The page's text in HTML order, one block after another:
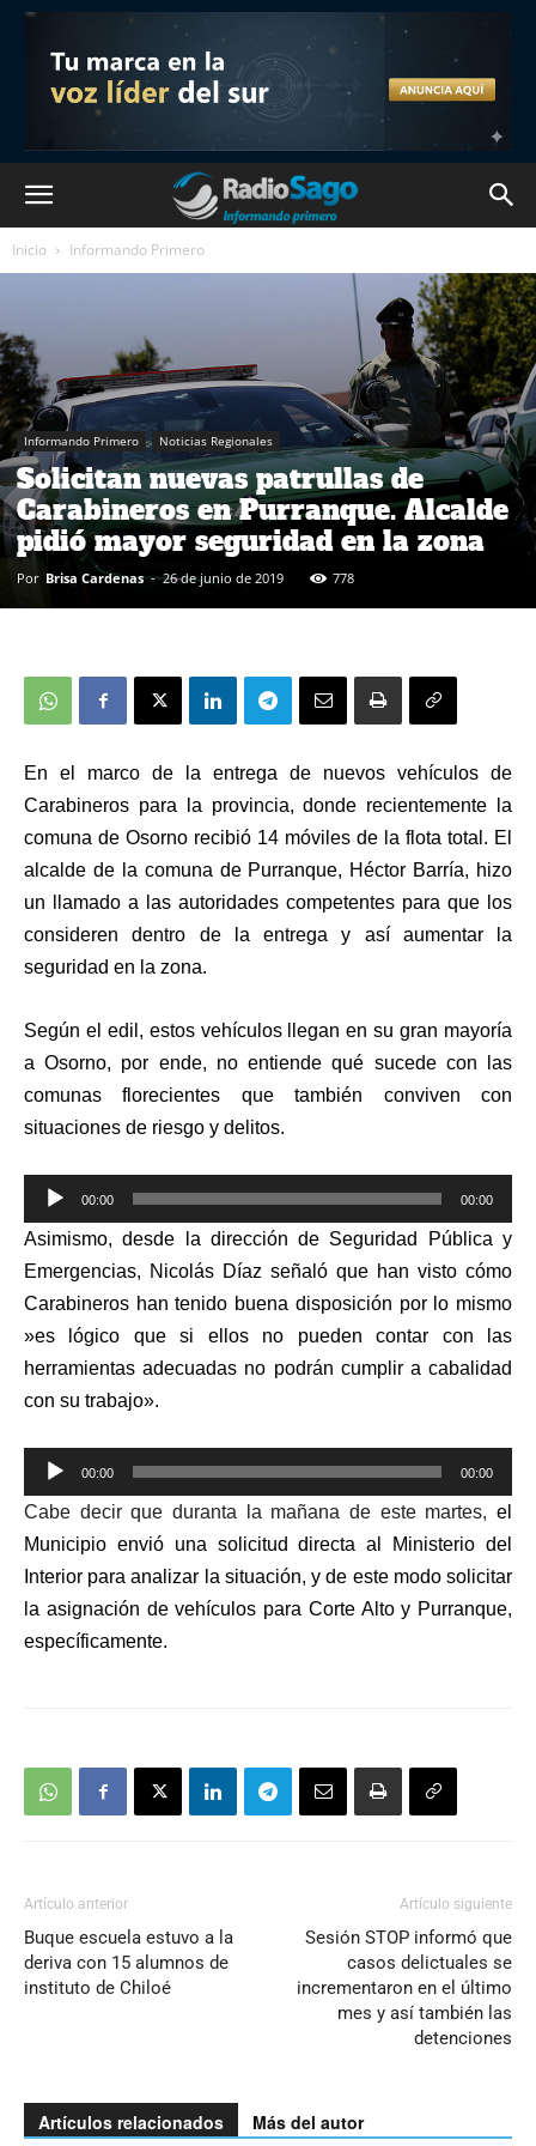
Inicio Informando Primero
Informando Primero Noticias Regionales
Solicitan nuevas patrullas de
Carabineros en Purranque. Alcalde
pidió mayor seguridad en la zona
Por Brisa Cardenas - 26 de junio de 2019 778
En el marco de la entrega de nuevos vehículos de
Carabineros para la provincia, donde recientemente la
comuna de Osorno recibió 14 móviles de la flota total. El
alcalde de la comuna de Purranque, Héctor Barría, hizo
un llamado a las autoridades competentes para que los
consideren dentro de la entrega y así aumentar la
seguridad en la zona.
Según el edil, estos vehículos llegan en su gran mayoría
a Osorno, por ende, no entiende qué sucede con las
comunas florecientes que también conviven con
situaciones de riesgo y delitos.
Reproductor
de
audio
00:00 00:00
Asimismo, desde la dirección de Seguridad Pública y
Emergencias, Nicolás Díaz señaló que han visto cómo
Carabineros han tenido buena disposición por lo mismo
»es lógico que si ellos no pueden contar con las
herramientas adecuadas no podrán cumplir a cabalidad
con su trabajo».
Reproductor
de
audio
00:00 00:00
Cabe decir que duranta la mañana de este martes, el
Municipio envió una solicitud directa al Ministerio del
Interior para analizar la situación, y de este modo solicitar
la asignación de vehículos para Corte Alto y Purranque,
específicamente.
Artículo anterior
Buque escuela estuvo a la
deriva con 15 alumnos de
instituto de Chiloé
Artículo siguiente
Sesión STOP informó que
casos delictuales se
incrementaron en el último
mes y así también las
detenciones
Artículos relacionados Más del autor